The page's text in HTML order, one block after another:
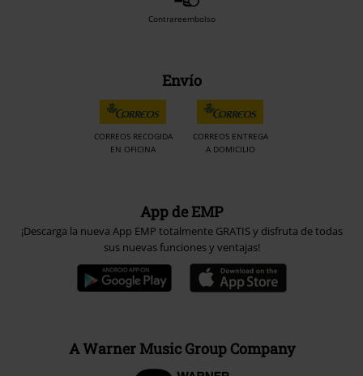
Contrareembolso
Envío
CORREOS RECOGIDA
EN OFICINA
CORREOS ENTREGA
A DOMICILIO
App de EMP
¡Descarga la nueva App EMP totalmente GRATIS y disfruta de todas
sus nuevas funciones y ventajas!
A Warner Music Group Company